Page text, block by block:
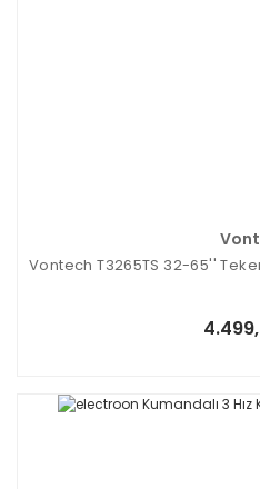
Vontech T3265TS 32-65''